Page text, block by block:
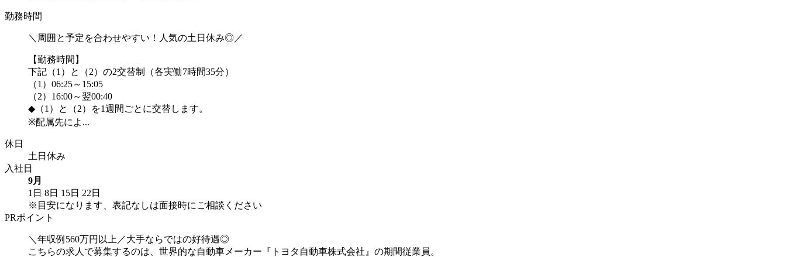
勤務時間
＼周囲と予定を合わせやすい！人気の土日休み◎／
【勤務時間】
下記（1）と（2）の2交替制（各実働7時間35分）
（1）06:25～15:05
（2）16:00～翌00:40
◆（1）と（2）を1週間ごとに交替します。
※配属先によ...
休日
土日休み
入社日
9月
1日 8日 15日 22日
※目安になります、表記なしは面接時にご相談ください
PRポイント
＼年収例560万円以上／大手ならではの好待遇◎
こちらの求人で募集するのは、世界的な自動車メーカー『トヨタ自動車株式会社』の期間従業員。